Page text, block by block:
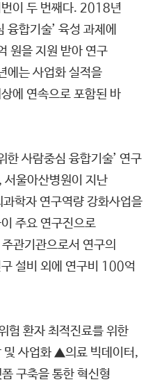
이 두 번째다. 2018년
융합기술’ 육성 과제에
원을 지원 받아 연구
는 사업화 실적을
에 연속으로 포함된 바
한 사람중심 융합기술’ 연구
서울아산병원이 지난
학자 연구역량 강화사업을
주요 연구진으로
관기관으로서 연구의
설비 외에 연구비 100억
험 환자 최적진료를 위한
및 사업화 ▲의료 빅데이터,
구축을 통한 혁신형